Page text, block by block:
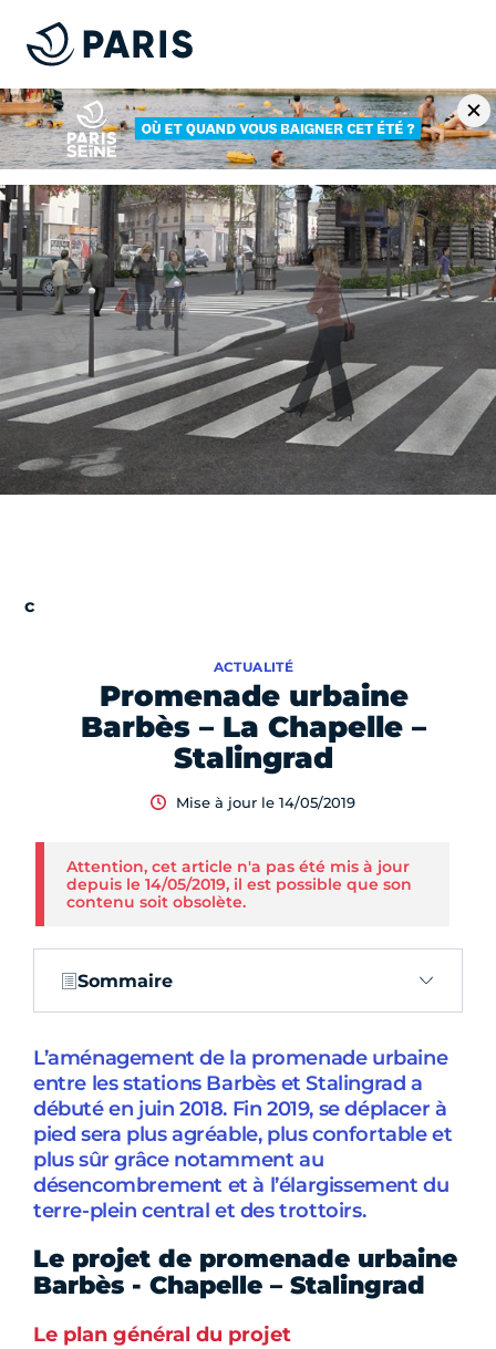
Promenade urbaine
Barbès – La Chapelle –
Stalingrad
ACTUALITÉ
Mise à jour le 14/05/2019
Attention, cet article n'a pas été mis à jour
depuis le 14/05/2019, il est possible que son
contenu soit obsolète.
Sommaire
L’aménagement de la promenade urbaine
entre les stations Barbès et Stalingrad a
débuté en juin 2018. Fin 2019, se déplacer à
pied sera plus agréable, plus confortable et
plus sûr grâce notamment au
désencombrement et à l’élargissement du
terre-plein central et des trottoirs.
Le projet de promenade urbaine
Barbès - Chapelle – Stalingrad
Le plan général du projet